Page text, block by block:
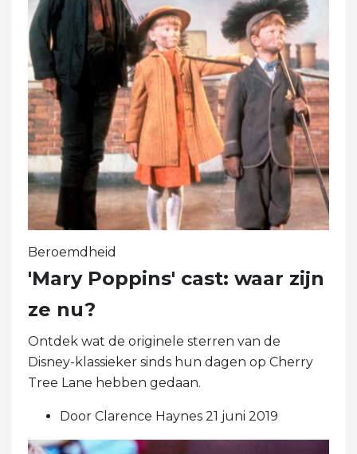
Beroemdheid
'Mary Poppins' cast: waar zijn
ze nu?
Ontdek wat de originele sterren van de
Disney-klassieker sinds hun dagen op Cherry
Tree Lane hebben gedaan.
Door Clarence Haynes 21 juni 2019